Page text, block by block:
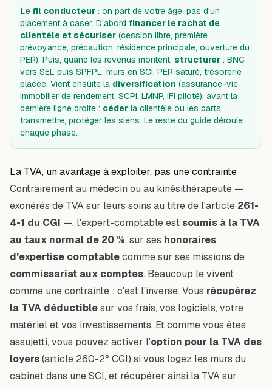
Le fil conducteur : on part de votre âge, pas d'un
placement à caser. D'abord financer le rachat de
clientèle et sécuriser (cession libre, première
prévoyance, précaution, résidence principale, ouverture du
PER). Puis, quand les revenus montent, structurer : BNC
vers SEL puis SPFPL, murs en SCI, PER saturé, trésorerie
placée. Vient ensuite la diversification (assurance-vie,
immobilier de rendement, SCPI, LMNP, IFI piloté), avant la
dernière ligne droite : céder la clientèle ou les parts,
transmettre, protéger les siens. Le reste du guide déroule
chaque phase.
La TVA, un avantage à exploiter, pas une contrainte
Contrairement au médecin ou au kinésithérapeute —
exonérés de TVA sur leurs soins au titre de l'article 261-
4-1 du CGI —, l'expert-comptable estsoumis à la TVA
au taux normal de 20 %, sur ses honoraires
d'expertise comptablecomme sur ses missions de
commissariat aux comptes. Beaucoup le vivent
comme une contrainte : c'est l'inverse. Vous récupérez
la TVA déductiblesur vos frais, vos logiciels, votre
matériel et vos investissements. Et comme vous êtes
assujetti, vous pouvez activer l'option pour la TVA des
loyers(article 260-2° CGI) si vous logez les murs du
cabinet dans une SCI, et récupérer ainsi la TVA sur